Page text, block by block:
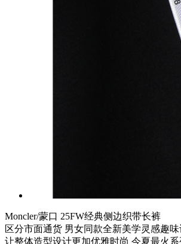
Moncler/蒙口 25FW经典侧边织带长裤
区分市面通货 男女同款全新美学灵感趣
让整体造型设计更加优雅时尚 今夏最火